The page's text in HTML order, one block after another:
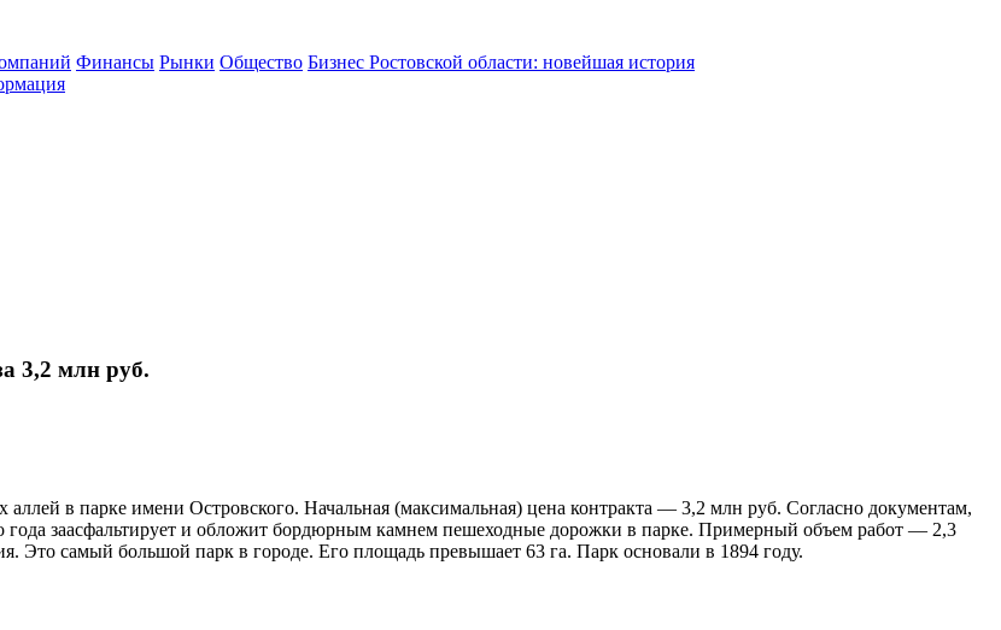
Финансы Рынки Общество Бизнес Ростовской области: новейшая история
3,2 млн руб.
аллей в парке имени Островского. Начальная (максимальная) цена контракта — 3,2 млн руб. Согласно документам,
года заасфальтирует и обложит бордюрным камнем пешеходные дорожки в парке. Примерный объем работ — 2,3
Это самый большой парк в городе. Его площадь превышает 63 га. Парк основали в 1894 году.